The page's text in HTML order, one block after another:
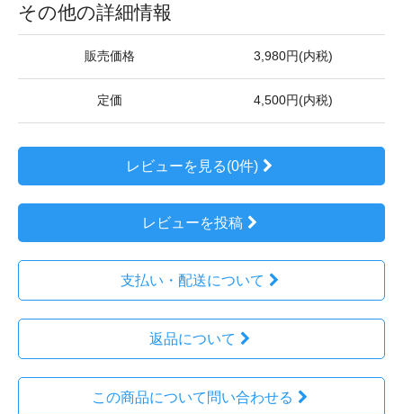
その他の詳細情報
販売価格 3,980円(内税)
定価 4,500円(内税)
レビューを見る(0件)
レビューを投稿
支払い・配送について
返品について
この商品について問い合わせる